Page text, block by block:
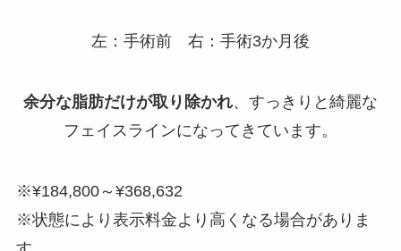
左：手術前 右：手術3か月後
余分な脂肪だけが取り除かれ、すっきりと綺麗な
フェイスラインになってきています。
※¥184,800～¥368,632
※状態により表示料金より高くなる場合がありま